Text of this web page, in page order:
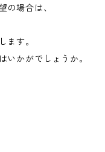
の場合は、
ます。
いかがでしょうか。